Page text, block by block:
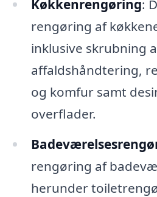
Køkkenrengøring:
rengøring af
inklusive skrubning
affaldshåndtering,
og komfur samt
overflader.
rengøring af
herunder